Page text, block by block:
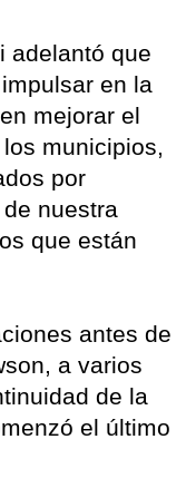
adelantó que
en la
mejorar el
municipios,
por
nuestra
que están
antes de
a varios
de la
el último